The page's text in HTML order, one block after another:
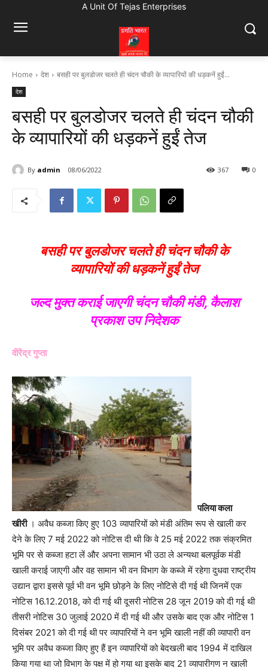
A Unit Of Tejas Enterprises
Home देश बसही पर बुलडोजर चलते ही चंदन चौकी के व्यापारियों की धड़कनें हुईं...
देश
बसही पर बुलडोजर चलते ही चंदन चौकी
के व्यापारियों की धड़कनें हुईं तेज
By admin 08/06/2022 0
367
बसही पर बुलडोजर चलते ही चंदन चौकी के
व्यापारियों की धड़कनें हुईं तेज
जल्द मुक्त कराई जाएगी चंदन चौकी मंडी, कैलाश
प्रकाश उप निदेशक
वीरेंद्र गुप्ता
पलिया कला
खीरी। अवैध कब्जा किए हुए 103 व्यापारियों को मंडी अंतिम रूप से खाली कर
देने के लिए 7 मई 2022 को नोटिस दी थी कि वे 25 मई 2022 तक संक्रमित
भूमि पर से कब्जा हटा लें और अपना सामान भी उठा ले अन्यथा बलपूर्वक मंडी
खाली कराई जाएगी और वह सामान भी वन विभाग के कब्जे में रहेगा दुधवा राष्ट्रीय
उद्यान द्वारा इससे पूर्व भी वन भूमि छोड़ने के लिए नोटिसे दी गई थी जिनमें एक
नोटिस 16.12.2018, को दी गई थी दूसरी नोटिस 28 जून 2019 को दी गई थी
तीसरी नोटिस 30 जुलाई 2020 में दी गई थी और उसके बाद एक और नोटिस 1
दिसंबर 2021 को दी गई थी पर व्यापारियों ने वन भूमि खाली नहीं की व्यापारी वन
भूमि पर अवैध कब्जा किए हुए हैं इन व्यापारियों को बेदखली बाद 1994 में दाखिल
किया गया था जो विभाग के पक्ष में हो गया था इसके बाद 21 व्यापारीगण न खाली